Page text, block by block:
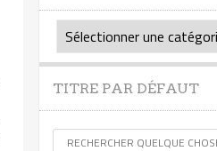
Essais
TITRE PAR DÉFAUT